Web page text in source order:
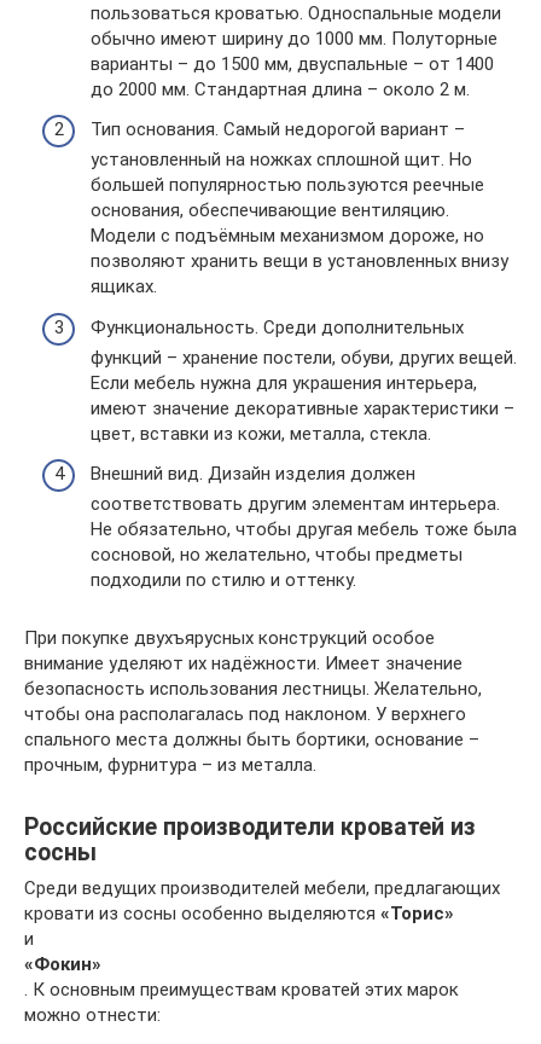
пользоваться кроватью. Односпальные модели
обычно имеют ширину до 1000 мм. Полуторные
варианты – до 1500 мм, двуспальные – от 1400
до 2000 мм. Стандартная длина – около 2 м.
Тип основания. Самый недорогой вариант –
установленный на ножках сплошной щит. Но
большей популярностью пользуются реечные
основания, обеспечивающие вентиляцию.
Модели с подъёмным механизмом дороже, но
позволяют хранить вещи в установленных внизу
ящиках.
Функциональность. Среди дополнительных
функций – хранение постели, обуви, других вещей.
Если мебель нужна для украшения интерьера,
имеют значение декоративные характеристики –
цвет, вставки из кожи, металла, стекла.
Внешний вид. Дизайн изделия должен
соответствовать другим элементам интерьера.
Не обязательно, чтобы другая мебель тоже была
сосновой, но желательно, чтобы предметы
подходили по стилю и оттенку.
При покупке двухъярусных конструкций особое
внимание уделяют их надёжности. Имеет значение
безопасность использования лестницы. Желательно,
чтобы она располагалась под наклоном. У верхнего
спального места должны быть бортики, основание –
прочным, фурнитура – из металла.
Российские производители кроватей из
сосны
Среди ведущих производителей мебели, предлагающих
кровати из сосны особенно выделяются «Торис»
и
«Фокин»
. К основным преимуществам кроватей этих марок
можно отнести: